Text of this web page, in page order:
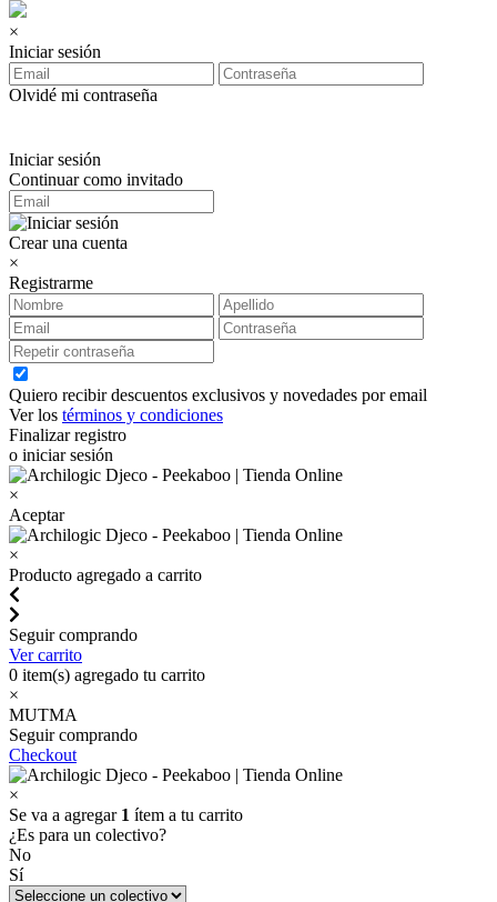
×
Iniciar sesión
Olvidé mi contraseña
Iniciar sesión
Continuar como invitado
Crear una cuenta
×
Registrarme
Quiero recibir descuentos exclusivos y novedades por email
Ver los términos y condiciones
Finalizar registro
o iniciar sesión
×
Aceptar
×
Producto agregado a carrito
Seguir comprando
Ver carrito
0 item(s) agregado tu carrito
×
MUTMA
Seguir comprando
Checkout
×
Se va a agregar 1 ítem a tu carrito
¿Es para un colectivo?
No
Sí